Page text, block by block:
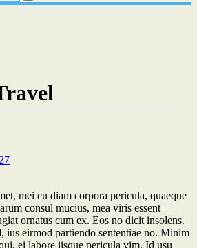
mei cu diam corpora pericula, quaeque
consul mucius, mea viris essent
ornatus cum ex. Eos no dicit insolens.
ius eirmod partiendo sententiae no. Minim
ei labore iisque pericula vim. Id usu